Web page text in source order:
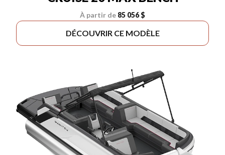
À partir de 85 056 $
DÉCOUVRIR CE MODÈLE